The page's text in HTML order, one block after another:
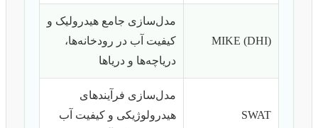
MIKE (DHI)
مدل‌سازی جامع هیدرولیک و
کیفیت آب در رودخانه‌ها،
دریاچه‌ها و دریاها
SWAT
مدل‌سازی فرآیندهای
هیدرولوژیکی و کیفیت آب